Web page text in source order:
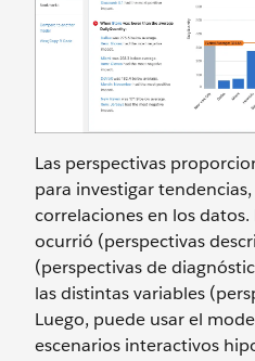
Las perspectivas
para investigar
correlaciones en los
ocurrió (perspectivas
(perspectivas de
las distintas variables
Luego, puede usar el
escenarios interactivos